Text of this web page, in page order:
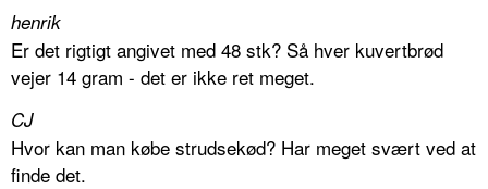
henrik
Er det rigtigt angivet med 48 stk? Så hver kuvertbrød
vejer 14 gram - det er ikke ret meget.
CJ
Hvor kan man købe strudsekød? Har meget svært ved at
finde det.